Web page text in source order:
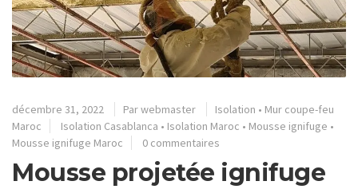
décembre 31, 2022 Parwebmaster Isolation • Mur coupe-feu
Maroc
Isolation Casablanca • Isolation Maroc • Mousse ignifuge •
Mousse ignifuge Maroc
0 commentaires
Mousse projetée ignifuge